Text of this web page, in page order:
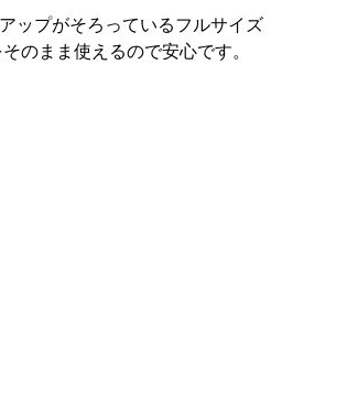
ップがそろっているフルサイズ
のまま使えるので安心です。